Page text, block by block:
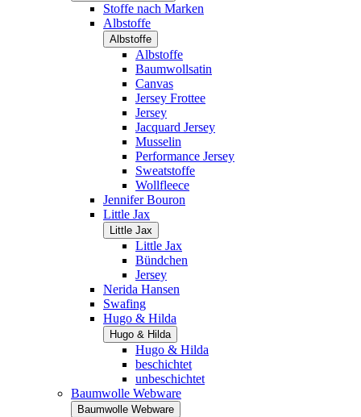
Stoffe nach Marken
Albstoffe
Albstoffe
Albstoffe
Baumwollsatin
Canvas
Jersey Frottee
Jersey
Jacquard Jersey
Musselin
Performance Jersey
Sweatstoffe
Wollfleece
Jennifer Bouron
Little Jax
Little Jax
Little Jax
Bündchen
Jersey
Nerida Hansen
Swafing
Hugo & Hilda
Hugo & Hilda
Hugo & Hilda
beschichtet
unbeschichtet
Baumwolle Webware
Baumwolle Webware